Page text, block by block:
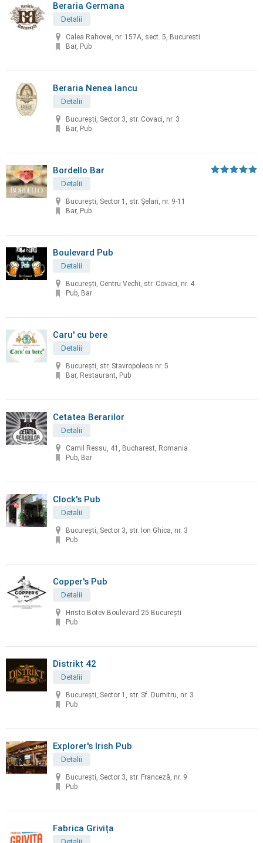
Beraria Germana
Detalii
Calea Rahovei, nr. 157A, sect. 5, Bucuresti
Bar, Pub
Beraria Nenea Iancu
Detalii
București, Sector 3, str. Covaci, nr. 3
Bar, Pub
Bordello Bar
Detalii
București, Sector 1, str. Șelari, nr. 9-11
Bar, Pub
Boulevard Pub
Detalii
București, Centru Vechi, str. Covaci, nr. 4
Pub, Bar
Caru' cu bere
Detalii
București, str. Stavropoleos nr. 5
Bar, Restaurant, Pub
Cetatea Berarilor
Detalii
Camil Ressu, 41, Bucharest, Romania
Pub, Bar
Clock's Pub
Detalii
București, Sector 3, str. Ion Ghica, nr. 3
Pub
Copper's Pub
Detalii
Hristo Botev Boulevard 25 București
Pub
Distrikt 42
Detalii
București, Sector 1, str. Sf. Dumitru, nr. 3
Pub
Explorer's Irish Pub
Detalii
București, Sector 3, str. Franceză, nr. 9
Pub
Fabrica Grivița